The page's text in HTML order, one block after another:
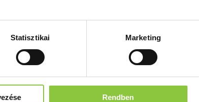
Statisztikai Marketing
Rendben